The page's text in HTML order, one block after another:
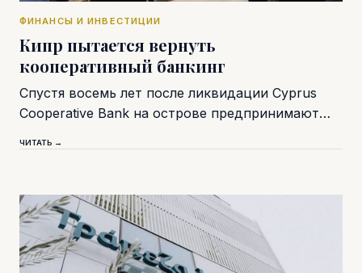
ФИНАНСЫ И ИНВЕСТИЦИИ
Кипр пытается вернуть
кооперативный банкинг
Спустя восемь лет после ликвидации Cyprus
Cooperative Bank на острове предпринимают…
ЧИТАТЬ →